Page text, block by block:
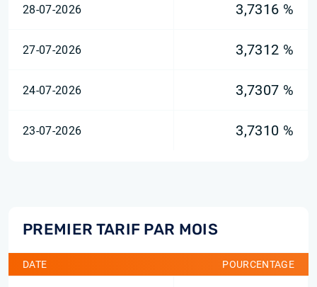
28-07-2026 3,7316 %
27-07-2026 3,7312 %
24-07-2026 3,7307 %
23-07-2026 3,7310 %
PREMIER TARIF PAR MOIS
DATE POURCENTAGE